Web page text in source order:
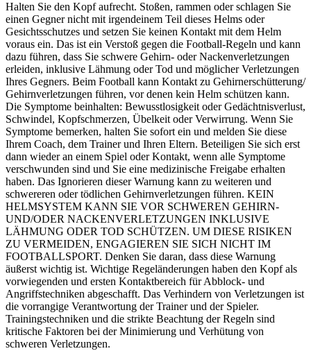
Halten Sie den Kopf aufrecht. Stoßen, rammen oder schlagen Sie
einen Gegner nicht mit irgendeinem Teil dieses Helms oder
Gesichtsschutzes und setzen Sie keinen Kontakt mit dem Helm
voraus ein. Das ist ein Verstoß gegen die Football-Regeln und kann
dazu führen, dass Sie schwere Gehirn- oder Nackenverletzungen
erleiden, inklusive Lähmung oder Tod und möglicher Verletzungen
Ihres Gegners. Beim Football kann Kontakt zu Gehirnerschütterung/
Gehirnverletzungen führen, vor denen kein Helm schützen kann.
Die Symptome beinhalten: Bewusstlosigkeit oder Gedächtnisverlust,
Schwindel, Kopfschmerzen, Übelkeit oder Verwirrung. Wenn Sie
Symptome bemerken, halten Sie sofort ein und melden Sie diese
Ihrem Coach, dem Trainer und Ihren Eltern. Beteiligen Sie sich erst
dann wieder an einem Spiel oder Kontakt, wenn alle Symptome
verschwunden sind und Sie eine medizinische Freigabe erhalten
haben. Das Ignorieren dieser Warnung kann zu weiteren und
schwereren oder tödlichen Gehirnverletzungen führen. KEIN
HELMSYSTEM KANN SIE VOR SCHWEREN GEHIRN-
UND/ODER NACKENVERLETZUNGEN INKLUSIVE
LÄHMUNG ODER TOD SCHÜTZEN. UM DIESE RISIKEN
ZU VERMEIDEN, ENGAGIEREN SIE SICH NICHT IM
FOOTBALLSPORT. Denken Sie daran, dass diese Warnung
äußerst wichtig ist. Wichtige Regeländerungen haben den Kopf als
vorwiegenden und ersten Kontaktbereich für Abblock- und
Angriffstechniken abgeschafft. Das Verhindern von Verletzungen ist
die vorrangige Verantwortung der Trainer und der Spieler.
Trainingstechniken und die strikte Beachtung der Regeln sind
kritische Faktoren bei der Minimierung und Verhütung von
schweren Verletzungen.